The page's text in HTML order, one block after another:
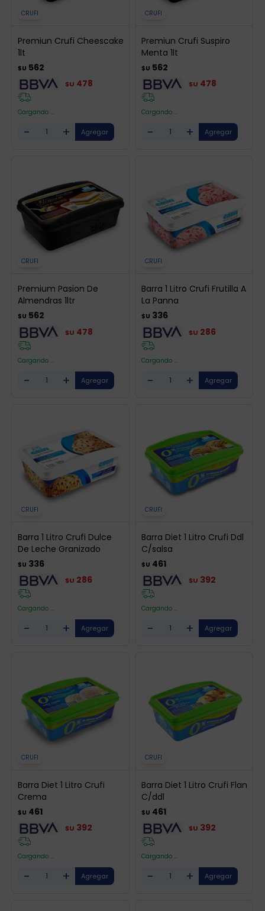
CRUFI
Premiun Crufi Cheescake
1lt
$U 562
$U 478
Cargando ...
- +
CRUFI
Premiun Crufi Suspiro
Menta 1lt
$U 562
$U 478
Cargando ...
- +
CRUFI
Premium Pasion De
Almendras 1ltr
$U 562
$U 478
Cargando ...
- +
CRUFI
Barra 1 Litro Crufi Frutilla A
La Panna
$U 336
$U 286
Cargando ...
- +
CRUFI
Barra 1 Litro Crufi Dulce
De Leche Granizado
$U 336
$U 286
Cargando ...
- +
CRUFI
Barra Diet 1 Litro Crufi Ddl
C/salsa
$U 461
$U 392
Cargando ...
- +
CRUFI
Barra Diet 1 Litro Crufi
Crema
$U 461
$U 392
Cargando ...
- +
CRUFI
Barra Diet 1 Litro Crufi Flan
C/ddl
$U 461
$U 392
Cargando ...
- +